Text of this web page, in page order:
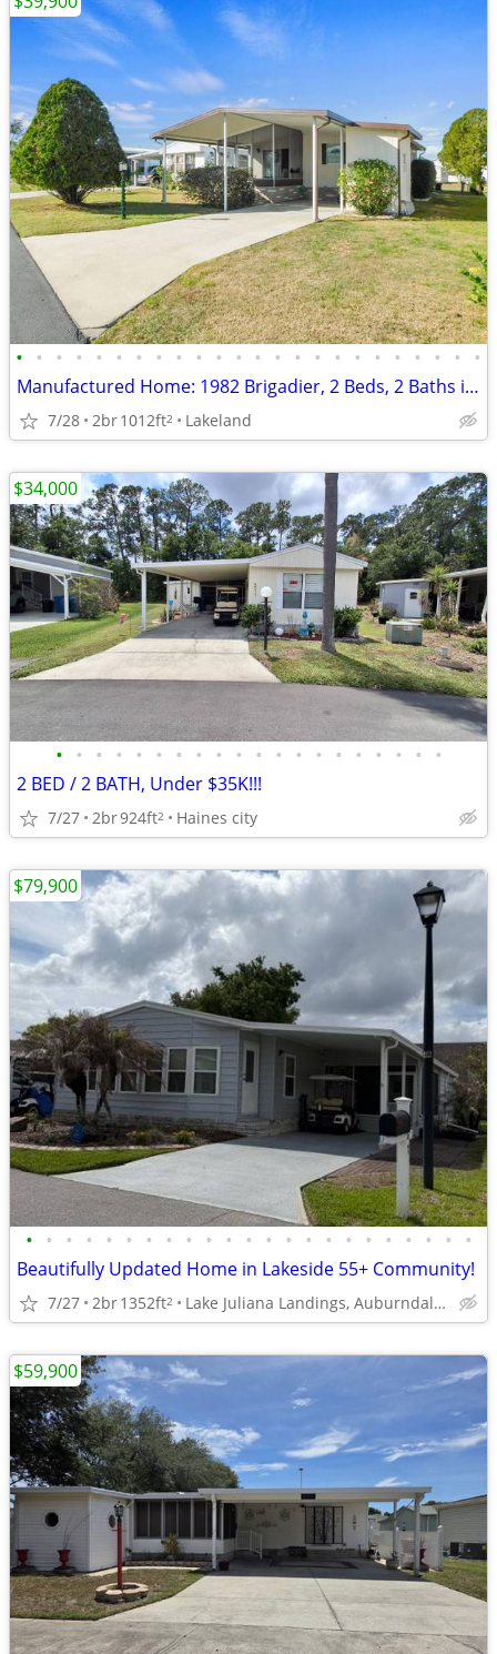
• • • • • • • • • • • • • • • • • • • • • • • •
Manufactured Home: 1982 Brigadier, 2 Beds, 2 Baths in Pine Ridge
7/28 2br1012ft2 Lakeland
• • • • • • • • • • • • • • • • • • • •
2 BED / 2 BATH, Under $35K!!!
7/27 2br924ft2 Haines city
$34,000
• • • • • • • • • • • • • • • • • • • • • • •
Beautifully Updated Home in Lakeside 55+ Community!
7/27 2br1352ft2 Lake Juliana Landings, Auburndale, FL
$79,900
$59,900